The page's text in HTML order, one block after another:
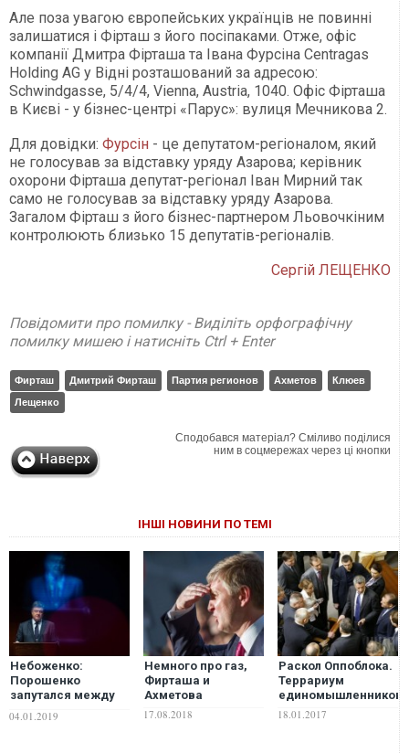
Але поза увагою європейських українців не повинні
залишатися і Фірташ з його посіпаками. Отже, офіс
компанії Дмитра Фірташа та Івана Фурсіна Centragas
Holding AG у Відні розташований за адресою:
Schwindgasse, 5/4/4, Vienna, Austria, 1040. Офіс Фірташа
в Києві - у бізнес-центрі «Парус»: вулиця Мечникова 2.
Для довідки: Фурсін - це депутатом-регіоналом, який
не голосував за відставку уряду Азарова; керівник
охорони Фірташа депутат-регіонал Іван Мирний так
само не голосував за відставку уряду Азарова.
Загалом Фірташ з його бізнес-партнером Льовочкіним
контролюють близько 15 депутатів-регіоналів.
Сергій ЛЕЩЕНКО
Повідомити про помилку - Виділіть орфографічну
помилку мишею і натисніть Ctrl + Enter
Фирташ Дмитрий Фирташ Партия регионов Ахметов
Клюев
Лещенко
Сподобався матеріал? Сміливо поділися
ним в соцмережах через ці кнопки
ІНШІ НОВИНИ ПО ТЕМІ
Небоженко:
Порошенко
запутался между
04.01.2019
Немного про газ,
Фирташа и
Ахметова
17.08.2018
Раскол Оппоблока.
Террариум
единомышленников
18.01.2017